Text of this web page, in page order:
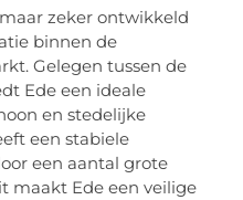
zeker ontwikkeld
binnen de
Gelegen tussen de
Ede een ideale
en stedelijke
een stabiele
een aantal grote
maakt Ede een veilige